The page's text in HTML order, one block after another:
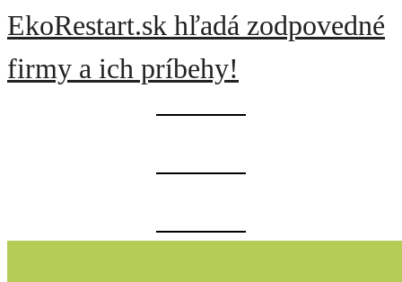
EkoRestart.sk hľadá zodpovedné
firmy a ich príbehy!